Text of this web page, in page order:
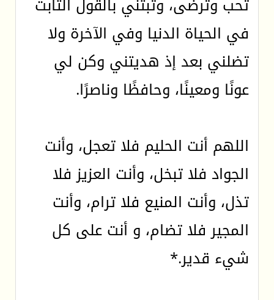
تحب وترضى، وثبتني بالقول الثابت
في الحياة الدنيا وفي الآخرة ولا
تضلني بعد إذ هديتني وكن لي
عونًا ومعينًا، وحافظًا وناصرًا.
اللهم أنت الحليم فلا تعجل، وأنت
الجواد فلا تبخل، وأنت العزيز فلا
تذل، وأنت المنيع فلا ترام، وأنت
المجير فلا تضام، و أنت على كل
شيء قدير.*